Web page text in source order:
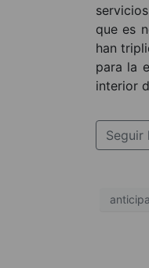
que es
han
para la
interior
Seguir